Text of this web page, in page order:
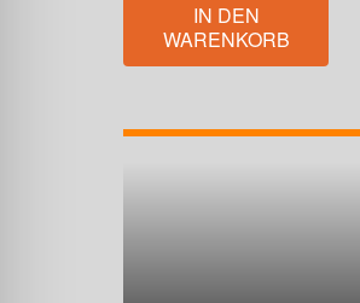
IN DEN
WARENKORB